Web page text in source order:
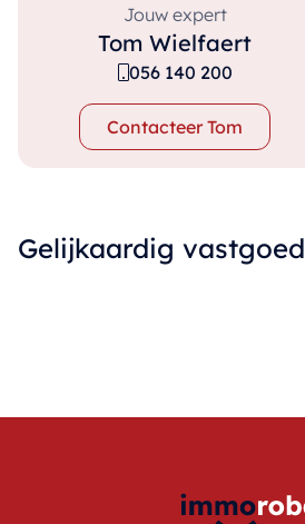
Jouw expert
Tom Wielfaert
056 140 200
Contacteer Tom
Gelijkaardig vastgoed